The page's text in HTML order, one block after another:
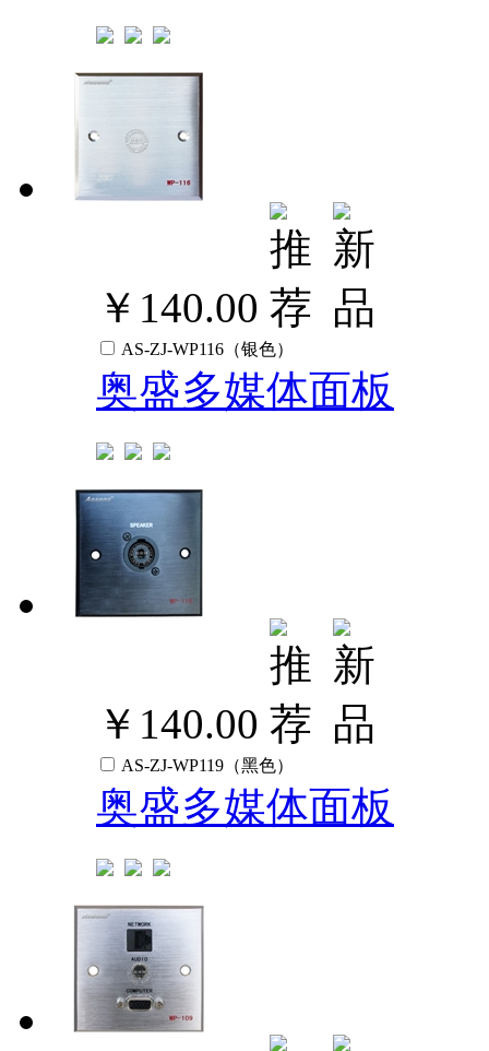
￥140.00
AS-ZJ-WP116（银色）
奥盛多媒体面板
￥140.00
AS-ZJ-WP119（黑色）
奥盛多媒体面板